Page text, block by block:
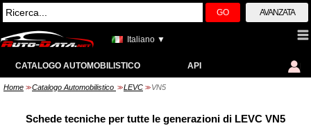
GO AVANZATA
Italiano ▼
CATALOGO AUTOMOBILISTICO API
Home >> Catalogo Automobilistico >> LEVC >> VN5
Schede tecniche per tutte le generazioni di LEVC VN5